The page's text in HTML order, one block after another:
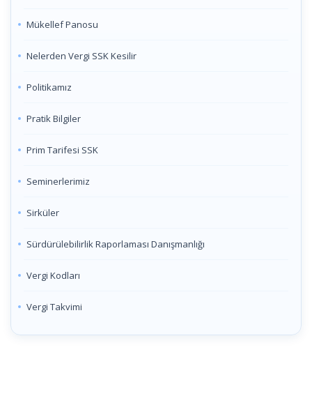
Mükellef Panosu
Nelerden Vergi SSK Kesilir
Politikamız
Pratik Bilgiler
Prim Tarifesi SSK
Seminerlerimiz
Sirküler
Sürdürülebilirlik Raporlaması Danışmanlığı
Vergi Kodları
Vergi Takvimi